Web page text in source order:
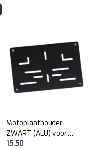
Motoplaathouder
ZWART (ALU) voor
nummerplaat 210 x
15,50